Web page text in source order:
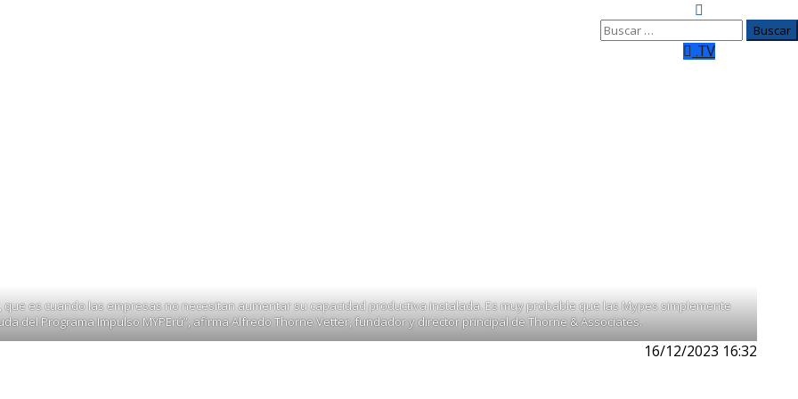
Buscar:
.TV
despegar hasta que se aclaren las reglas de juego para trabajadores y para
de caídas consecutivas del PBI, porque no se está atacando el problema de fondo que es la debilidad de la
seguridad jurídica y reglas laborales claras, declara a Microfinanzas el también ex ministro de Economía y
es cuando las empresas no necesitan aumentar su capacidad productiva instalada. Es muy probable que las Mypes simplemente
del Programa Impulso MYPErú”, afirma Alfredo Thorne Vetter, fundador y director principal de Thorne & Associates.
16/12/2023 16:32